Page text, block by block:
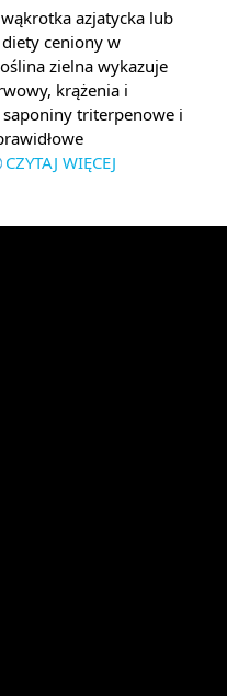
azjatycka lub
ceniony w
zielna wykazuje
krążenia i
saponiny triterpenowe i
CZYTAJ WIĘCEJ